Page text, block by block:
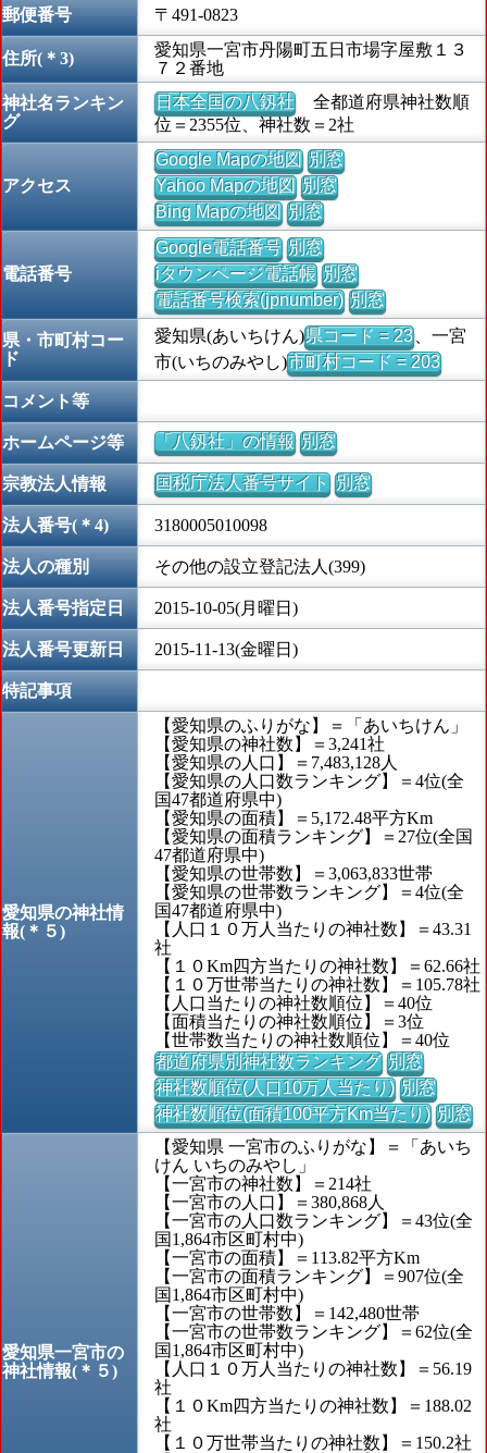
郵便番号 〒491-0823
住所(＊3)
愛知県一宮市丹陽町五日市場字屋敷１３
７２番地
神社名ランキン
グ
日本全国の八釼社全都道府県神社数順
位＝2355位、神社数＝2社
アクセス
Google Mapの地図 別窓
Yahoo Mapの地図 別窓
Bing Mapの地図 別窓
電話番号
Google電話番号 別窓
iタウンページ電話帳 別窓
電話番号検索(jpnumber) 別窓
県・市町村コー
ド
愛知県(あいちけん)県コード = 23、一宮
市(いちのみやし)市町村コード = 203
コメント等
ホームページ等 「八釼社」の情報 別窓
宗教法人情報 国税庁法人番号サイト 別窓
法人番号(＊4) 3180005010098
法人の種別 その他の設立登記法人(399)
法人番号指定日 2015-10-05(月曜日)
法人番号更新日 2015-11-13(金曜日)
特記事項
愛知県の神社情
報(＊５)
【愛知県のふりがな】＝「あいちけん」
【愛知県の神社数】＝3,241社
【愛知県の人口】＝7,483,128人
【愛知県の人口数ランキング】＝4位(全
国47都道府県中)
【愛知県の面積】＝5,172.48平方Km
【愛知県の面積ランキング】＝27位(全国
47都道府県中)
【愛知県の世帯数】＝3,063,833世帯
【愛知県の世帯数ランキング】＝4位(全
国47都道府県中)
【人口１０万人当たりの神社数】＝43.31
社
【１０Km四方当たりの神社数】＝62.66社
【１０万世帯当たりの神社数】＝105.78社
【人口当たりの神社数順位】＝40位
【面積当たりの神社数順位】＝3位
【世帯数当たりの神社数順位】＝40位
都道府県別神社数ランキング 別窓
神社数順位(人口10万人当たり) 別窓
神社数順位(面積100平方Km当たり) 別窓
愛知県一宮市の
神社情報(＊５)
【愛知県 一宮市のふりがな】＝「あいち
けん いちのみやし」
【一宮市の神社数】＝214社
【一宮市の人口】＝380,868人
【一宮市の人口数ランキング】＝43位(全
国1,864市区町村中)
【一宮市の面積】＝113.82平方Km
【一宮市の面積ランキング】＝907位(全
国1,864市区町村中)
【一宮市の世帯数】＝142,480世帯
【一宮市の世帯数ランキング】＝62位(全
国1,864市区町村中)
【人口１０万人当たりの神社数】＝56.19
社
【１０Km四方当たりの神社数】＝188.02
社
【１０万世帯当たりの神社数】＝150.2社